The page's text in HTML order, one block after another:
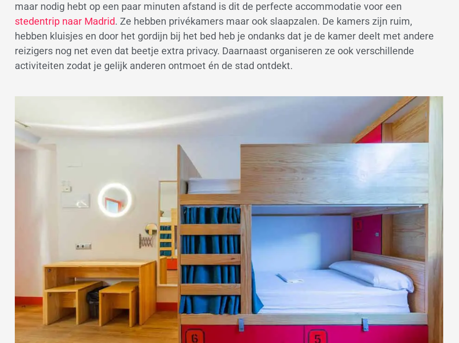
maar nodig hebt op een paar minuten afstand is dit de perfecte accommodatie voor een
stedentrip naar Madrid. Ze hebben privékamers maar ook slaapzalen. De kamers zijn ruim,
hebben kluisjes en door het gordijn bij het bed heb je ondanks dat je de kamer deelt met andere
reizigers nog net even dat beetje extra privacy. Daarnaast organiseren ze ook verschillende
activiteiten zodat je gelijk anderen ontmoet én de stad ontdekt.